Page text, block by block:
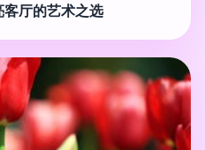
客厅的艺术之选